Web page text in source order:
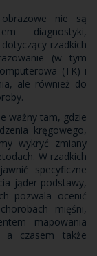
nie są
diagnostyki,
rzadkich
(w tym
(TK) i
ale również do
ważny tam, gdzie
kręgowego,
wykryć zmiany
W rzadkich
specyficzne
jąder podstawy,
pozwala ocenić
mięśni,
mapowania
a czasem także